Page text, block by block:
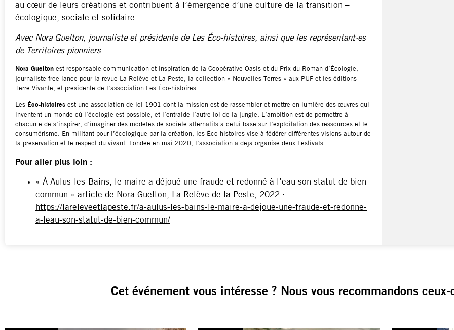
au cœur de leurs créations et contribuent à l’émergence d’une culture de la transition –
écologique, sociale et solidaire.
Avec Nora Guelton, journaliste et présidente de Les Éco-histoires, ainsi que les représentant·es
de Territoires pionniers.
Nora Guelton est responsable communication et inspiration de la Coopérative Oasis et du Prix du Roman d’Écologie,
journaliste free-lance pour la revue La Relève et La Peste, la collection « Nouvelles Terres » aux PUF et les éditions
Terre Vivante, et présidente de l’association Les Éco-histoires.
Les Éco-histoires est une association de loi 1901 dont la mission est de rassembler et mettre en lumière des œuvres qui
inventent un monde où l’écologie est possible, et l’entraide l’autre loi de la jungle. L’ambition est de permettre à
chacun.e de s’inspirer, d’imaginer des modèles de société alternatifs à celui basé sur l’exploitation des ressources et le
consumérisme. En militant pour l’écologique par la création, les Éco-histoires vise à fédérer différentes visions autour de
la préservation et le respect du vivant. Fondée en mai 2020, l’association a déjà organisé deux Festivals.
Pour aller plus loin :
« À Aulus-les-Bains, le maire a déjoué une fraude et redonné à l’eau son statut de bien
commun » article de Nora Guelton, La Relève de la Peste, 2022 :
https://lareleveetlapeste.fr/a-aulus-les-bains-le-maire-a-dejoue-une-fraude-et-redonne-
a-leau-son-statut-de-bien-commun/
Cet événement vous intéresse ? Nous vous recommandons